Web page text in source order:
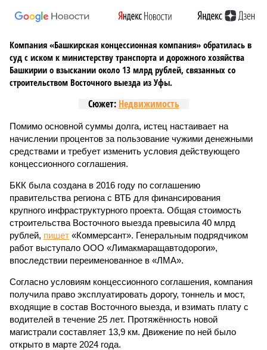
Компания «Башкирская концессионная компания» обратилась в
суд с иском к министерству транспорта и дорожного хозяйства
Башкирии о взыскании около 13 млрд рублей, связанных со
строительством Восточного выезда из Уфы.
Сюжет: Недвижимость
Помимо основной суммы долга, истец настаивает на
начислении процентов за пользование чужими денежными
средствами и требует изменить условия действующего
концессионного соглашения.
БКК была создана в 2016 году по соглашению
правительства региона с ВТБ для финансирования
крупного инфраструктурного проекта. Общая стоимость
строительства Восточного выезда превысила 40 млрд
рублей, пишет «Коммерсант». Генеральным подрядчиком
работ выступало ООО «Лимакмаращавтодороги»,
впоследствии переименованное в «ЛМА».
Согласно условиям концессионного соглашения, компания
получила право эксплуатировать дорогу, тоннель и мост,
входящие в состав Восточного выезда, и взимать плату с
водителей в течение 25 лет. Протяжённость новой
магистрали составляет 13,9 км. Движение по ней было
открыто в марте 2024 года.